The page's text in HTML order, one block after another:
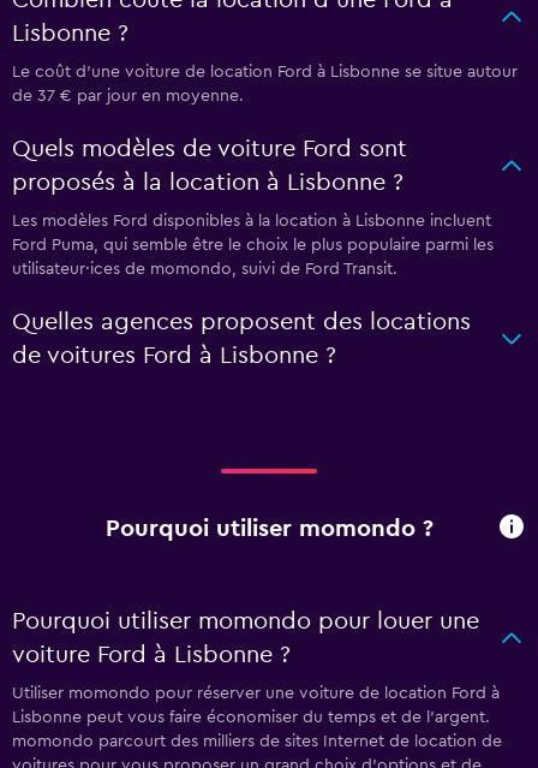
Lisbonne ?
Le coût d'une voiture de location Ford à Lisbonne se situe autour
de 37 € par jour en moyenne.
Quels modèles de voiture Ford sont
proposés à la location à Lisbonne ?
Les modèles Ford disponibles à la location à Lisbonne incluent
Ford Puma, qui semble être le choix le plus populaire parmi les
utilisateur·ices de momondo, suivi de Ford Transit.
Quelles agences proposent des locations
de voitures Ford à Lisbonne ?
Pourquoi utiliser momondo ?
Pourquoi utiliser momondo pour louer une
voiture Ford à Lisbonne ?
Utiliser momondo pour réserver une voiture de location Ford à
Lisbonne peut vous faire économiser du temps et de l'argent.
momondo parcourt des milliers de sites Internet de location de